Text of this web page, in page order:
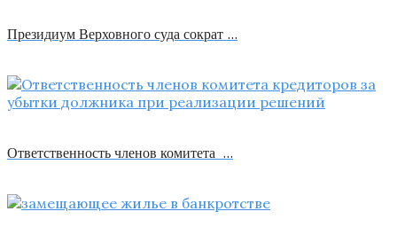
Президиум Верховного суда сократ …
Ответственность членов комитета …